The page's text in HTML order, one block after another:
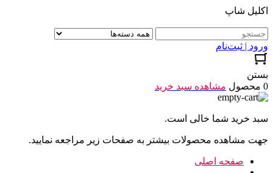
اکلیل شاپ
ورود | ثبت‌نام
بستن
0 محصول
مشاهده سبد خرید
سبد خرید شما خالی است.
جهت مشاهده محصولات بیشتر به صفحات زیر مراجعه نمایید.
صفحه اصلی